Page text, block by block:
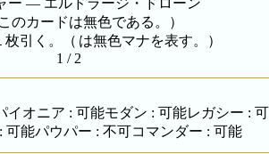
ー — エルドラージ・ドローン
のカードは無色である。）
枚引く。（ は無色マナを表す。）
1 / 2
イオニア : 可能モダン : 可能レガシー : 可
: 可能パウパー : 不可コマンダー : 可能